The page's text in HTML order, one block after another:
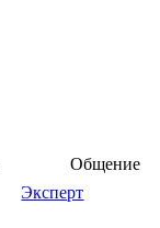
Общение
Эксперт